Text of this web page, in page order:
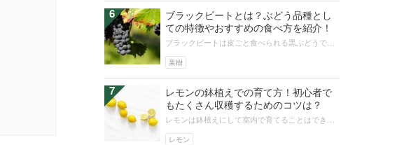
6
果樹
ブラックビートとは？ぶどう品種とし
ての特徴やおすすめの食べ方を紹介！
ブラックビートは皮ごと食べられる黒ぶどうで
どよく、あっさりした味です。まだ産地...
7
レモン
レモンの鉢植えでの育て方！初心者で
もたくさん収穫するためのコツは？
レモンは鉢植えにして室内で育てることはできる
ーでは実はたくさんできないのではな...